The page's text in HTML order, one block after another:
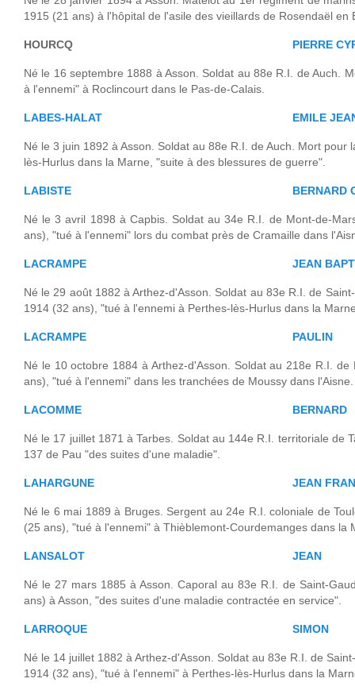
1915 (21 ans) à l'hôpital de l'asile des vieillards de Rosendaël
HOURCQ PIERRE
Né le 16 septembre 1888 à Asson. Soldat au 88e R.I. de Auch.
à l'ennemi" à Roclincourt dans le Pas-de-Calais.
LABES-HALAT EMILE
Né le 3 juin 1892 à Asson. Soldat au 88e R.I. de Auch. Mort
lès-Hurlus dans la Marne, "suite à des blessures de guerre".
LABISTE BERNARD
Né le 3 avril 1898 à Capbis. Soldat au 34e R.I. de Mont-de-
ans), "tué à l'ennemi" lors du combat près de Cramaille dans
LACRAMPE JEAN
Né le 29 août 1882 à Arthez-d'Asson. Soldat au 83e R.I. de
1914 (32 ans), "tué à l'ennemi à Perthes-lès-Hurlus dans la
LACRAMPE PAULIN
Né le 10 octobre 1884 à Arthez-d'Asson. Soldat au 218e R.I.
ans), "tué à l'ennemi" dans les tranchées de Moussy dans l'Aisne.
LACOMME BERNARD
Né le 17 juillet 1871 à Tarbes. Soldat au 144e R.I. territoriale de
137 de Pau "des suites d'une maladie".
LAHARGUNE JEAN
Né le 6 mai 1889 à Bruges. Sergent au 24e R.I. coloniale de
(25 ans), "tué à l'ennemi" à Thièblemont-Courdemanges dans la
LANSALOT JEAN
Né le 27 mars 1885 à Asson. Caporal au 83e R.I. de Saint-
ans) à Asson, "des suites d'une maladie contractée en service".
LARROQUE SIMON
Né le 14 juillet 1882 à Arthez-d'Asson. Soldat au 83e R.I. de
1914 (32 ans), "tué à l'ennemi" à Perthes-lès-Hurlus dans la